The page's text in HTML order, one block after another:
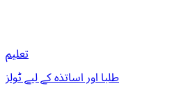
تعلیم
طلبا اور اساتذہ کے لیے ٹولز